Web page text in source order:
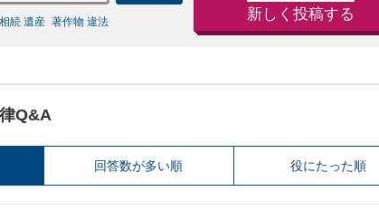
相続 遺産 著作物 違法 新しく投稿する
Q&A
回答数が多い順 役にたった順